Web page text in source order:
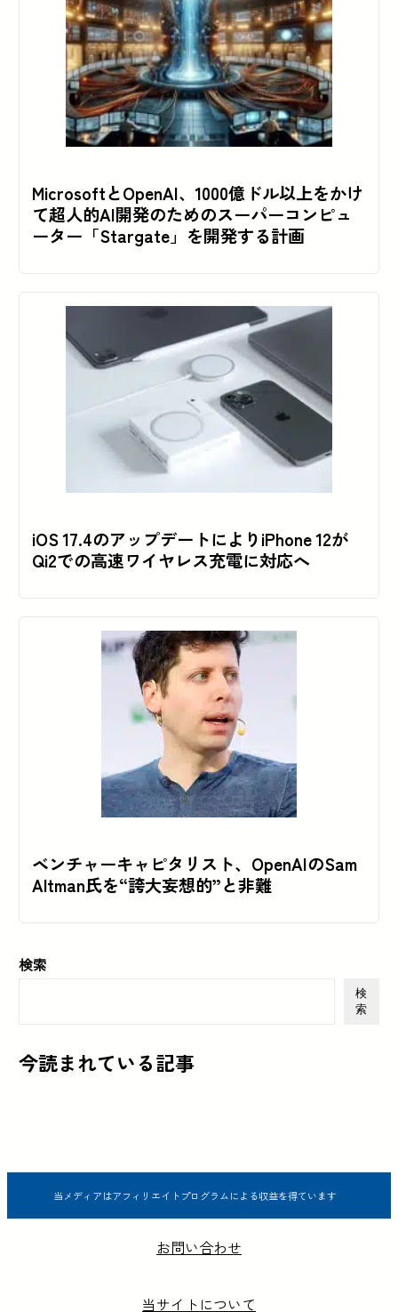
MicrosoftとOpenAI、1000億ドル以上をかけ
て超人的AI開発のためのスーパーコンピュ
ーター「Stargate」を開発する計画
iOS 17.4のアップデートによりiPhone 12が
Qi2での高速ワイヤレス充電に対応へ
ベンチャーキャピタリスト、OpenAIのSam
Altman氏を“誇大妄想的”と非難
検索
検
索
今読まれている記事
当メディアはアフィリエイトプログラムによる収益を得ています
お問い合わせ
当サイトについて